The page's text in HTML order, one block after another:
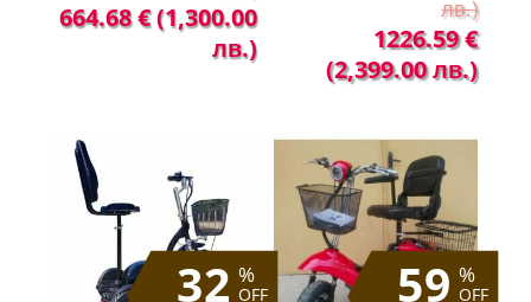
Original
(1,999.00
лв.).
664.68€(1,300.00
лв.)
Текущата
цена
(1,300.00
лв.)
price
(3,500.00
лв.).
1226.59€
(2,399.00 лв.)цена
%
OFF
32 %
OFF
59